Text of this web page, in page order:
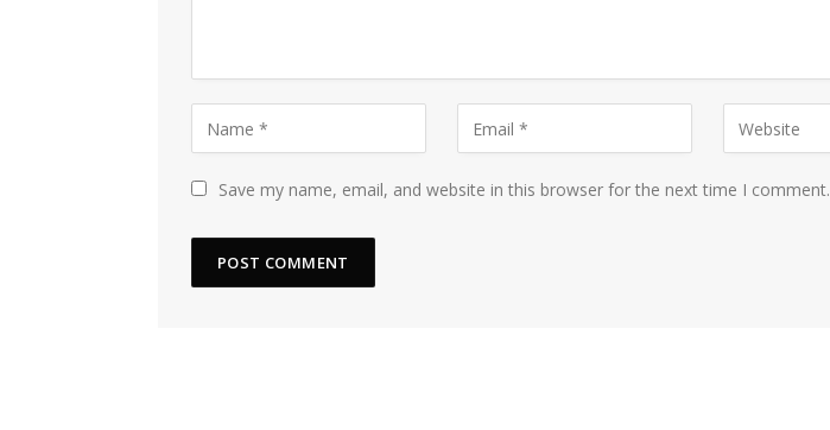
Save my name, email, and website in this browser for the next time I comment.